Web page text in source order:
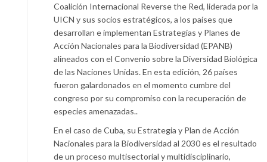
Coalición Internacional Reverse the Red, liderada por la
UICN y sus socios estratégicos, a los países que
desarrollan e implementan Estrategias y Planes de
Acción Nacionales para la Biodiversidad (EPANB)
alineados con el Convenio sobre la Diversidad Biológica
de las Naciones Unidas. En esta edición, 26 países
fueron galardonados en el momento cumbre del
congreso por su compromiso con la recuperación de
especies amenazadas..
En el caso de Cuba, su Estrategia y Plan de Acción
Nacionales para la Biodiversidad al 2030 es el resultado
de un proceso multisectorial y multidisciplinario,